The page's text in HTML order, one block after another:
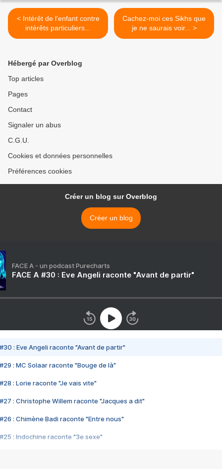
< Intérêt de l'enfant contre
intérêts particuliers...
Cachez-moi ces Sikhs que
je ne saurais voir... >
Hébergé par Overblog
Top articles
Pages
Contact
Signaler un abus
C.G.U.
Cookies et données personnelles
Préférences cookies
Créer un blog sur Overblog
Créer un blog
FACE A - un podcast Purecharts
FACE A #30 : Eve Angeli raconte "Avant de partir"
#30 : Eve Angeli raconte "Avant de partir"
#29 : MC Solaar raconte "Bouge de là"
#28 : Lorie raconte "Je vais vite"
#27 : Christophe Willem raconte "Jacques a dit"
#26 : Chimène Badi raconte "Entre nous"
#25 : Indochine raconte "3e sexe"